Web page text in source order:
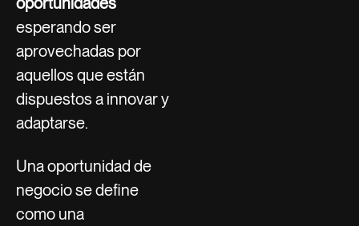
esperando ser
aprovechadas por
aquellos que están
dispuestos a innovar y
adaptarse.
Una oportunidad de
negocio se define
como una